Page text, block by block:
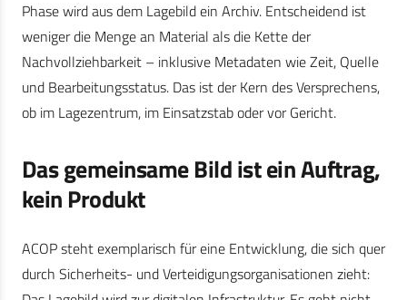
Phase wird aus dem Lagebild ein Archiv. Entscheidend ist
weniger die Menge an Material als die Kette der
Nachvollziehbarkeit – inklusive Metadaten wie Zeit, Quelle
und Bearbeitungsstatus. Das ist der Kern des Versprechens,
ob im Lagezentrum, im Einsatzstab oder vor Gericht.
Das gemeinsame Bild ist ein Auftrag,
kein Produkt
ACOP steht exemplarisch für eine Entwicklung, die sich quer
durch Sicherheits- und Verteidigungsorganisationen zieht: